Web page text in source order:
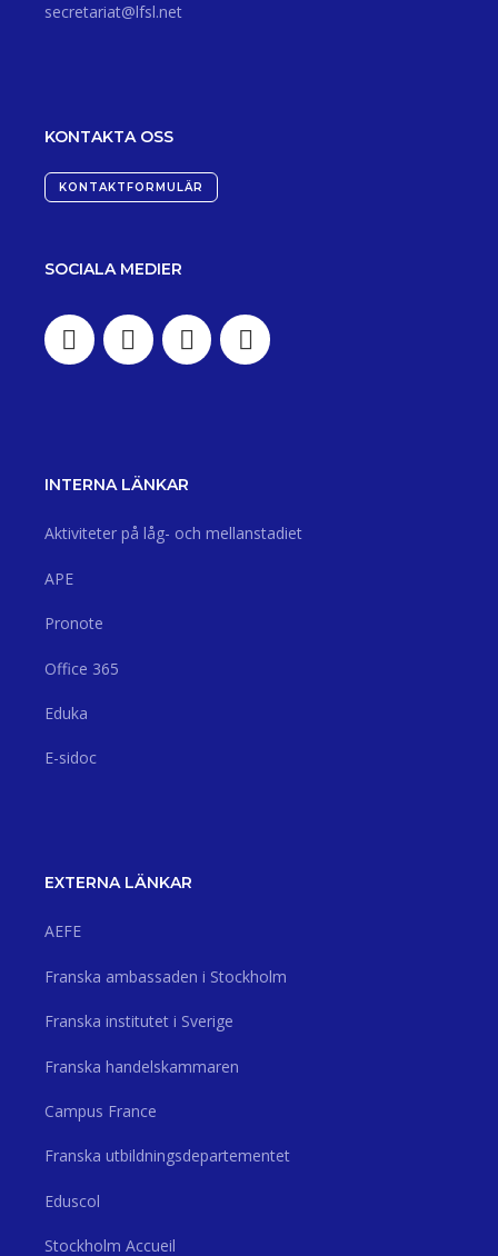
secretariat@lfsl.net
KONTAKTA OSS
KONTAKTFORMULÄR
SOCIALA MEDIER
INTERNA LÄNKAR
Aktiviteter på låg- och mellanstadiet
APE
Pronote
Office 365
Eduka
E-sidoc
EXTERNA LÄNKAR
AEFE
Franska ambassaden i Stockholm
Franska institutet i Sverige
Franska handelskammaren
Campus France
Franska utbildningsdepartementet
Eduscol
Stockholm Accueil